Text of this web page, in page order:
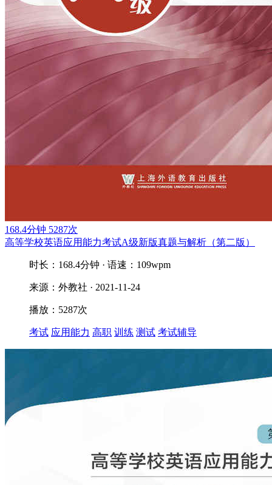
168.4分钟 5287次
高等学校英语应用能力考试A级新版真题与解析（第二版）
时长：168.4分钟 · 语速：109wpm
来源：外教社 · 2021-11-24
播放：5287次
考试 应用能力 高职 训练 测试 考试辅导